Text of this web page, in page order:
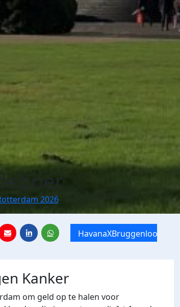
2026
HavanaXBruggenloop
Kanker
om geld op te halen voor